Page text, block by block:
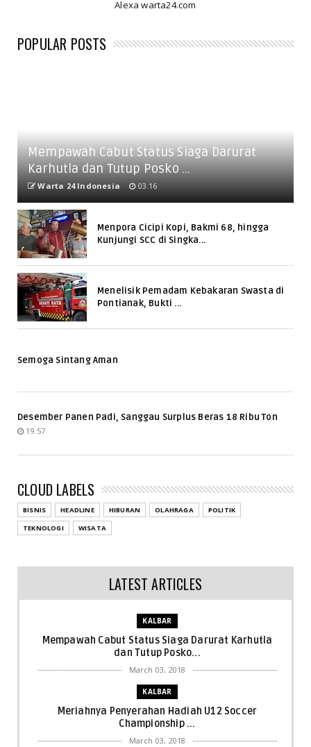
Alexa warta24.com
POPULAR POSTS
Mempawah Cabut Status Siaga Darurat
Karhutla dan Tutup Posko ...
Warta 24 Indonesia 03.16
Menpora Cicipi Kopi, Bakmi 68, hingga
Kunjungi SCC di Singka...
Menelisik Pemadam Kebakaran Swasta di
Pontianak, Bukti ...
Semoga Sintang Aman
Desember Panen Padi, Sanggau Surplus Beras 18 Ribu Ton
19.57
CLOUD LABELS
BISNIS HEADLINE HIBURAN OLAHRAGA
POLITIK
TEKNOLOGI
WISATA
LATEST ARTICLES
KALBAR
Mempawah Cabut Status Siaga Darurat Karhutla
dan Tutup Posko...
March 03, 2018
KALBAR
Meriahnya Penyerahan Hadiah U12 Soccer
Championship ...
March 03, 2018